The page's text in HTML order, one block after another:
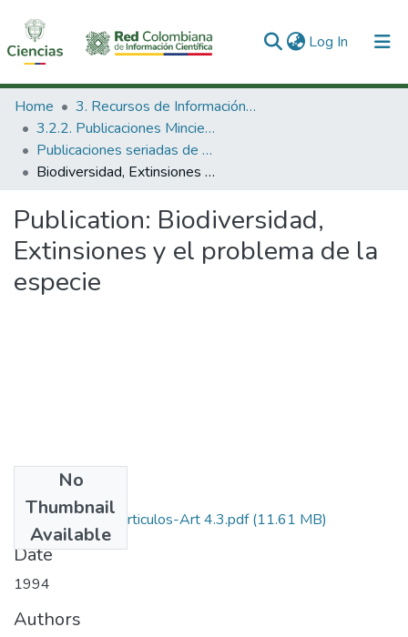
Log In (current)
Communities & Collections
All of DSpace
Statistics
Home
3. Recursos de Información Científica y Tecnológica
3.2.2. Publicaciones Minciencias
Publicaciones seriadas de Minciencias
Biodiversidad, Extinsiones y el problema de la especie
Publication: Biodiversidad,
Extinsiones y el problema de la
especie
No
Thumbnail
Available
1994-V12-N4-Articulos-Art 4.3.pdf(11.61 MB)
Date
1994
Authors